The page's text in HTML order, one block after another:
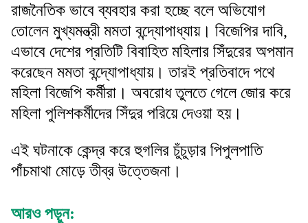
রাজনৈতিক ভাবে ব্যবহার করা হচ্ছে বলে অভিযোগ
তোলেন মুখ্যমন্ত্রী মমতা বন্দ্যোপাধ্যায়। বিজেপির দাবি,
এভাবে দেশের প্রতিটি বিবাহিত মহিলার সিঁদুরের অপমান
করেছেন মমতা বন্দ্যোপাধ্যায়। তারই প্রতিবাদে পথে
মহিলা বিজেপি কর্মীরা। অবরোধ তুলতে গেলে জোর করে
মহিলা পুলিশকর্মীদের সিঁদুর পরিয়ে দেওয়া হয়।
এই ঘটনাকে কেন্দ্র করে হুগলির চুঁচুড়ার পিপুলপাতি
পাঁচমাথা মোড়ে তীব্র উত্তেজনা।
আরও পড়ুন: